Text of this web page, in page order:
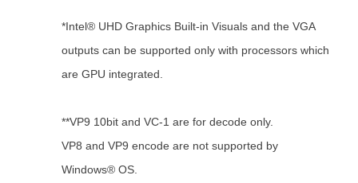
*Intel® UHD Graphics Built-in Visuals and the VGA
outputs can be supported only with processors which
are GPU integrated.
**VP9 10bit and VC-1 are for decode only.
VP8 and VP9 encode are not supported by
Windows® OS.